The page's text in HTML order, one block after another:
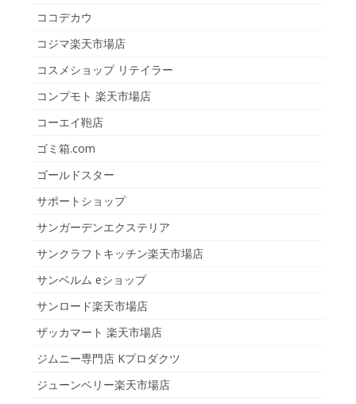
ココデカウ
コジマ楽天市場店
コスメショップ リテイラー
コンプモト 楽天市場店
コーエイ鞄店
ゴミ箱.com
ゴールドスター
サポートショップ
サンガーデンエクステリア
サンクラフトキッチン楽天市場店
サンベルム eショップ
サンロード楽天市場店
ザッカマート 楽天市場店
ジムニー専門店 Kプロダクツ
ジューンベリー楽天市場店